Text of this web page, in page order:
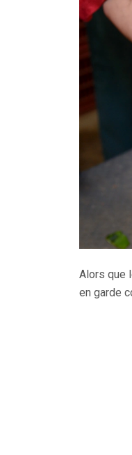
Alors que
en garde